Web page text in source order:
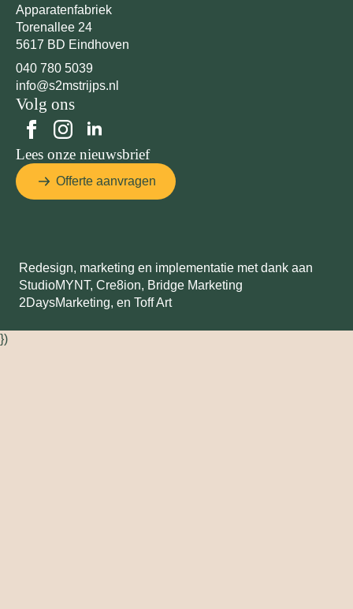
Apparatenfabriek
Torenallee 24
5617 BD Eindhoven
040 780 5039
info@s2mstrijps.nl
Volg ons
Lees onze nieuwsbrief
Offerte aanvragen
Redesign, marketing en implementatie met dank aan
StudioMYNT, Cre8ion, Bridge Marketing
2DaysMarketing, en Toff Art
})